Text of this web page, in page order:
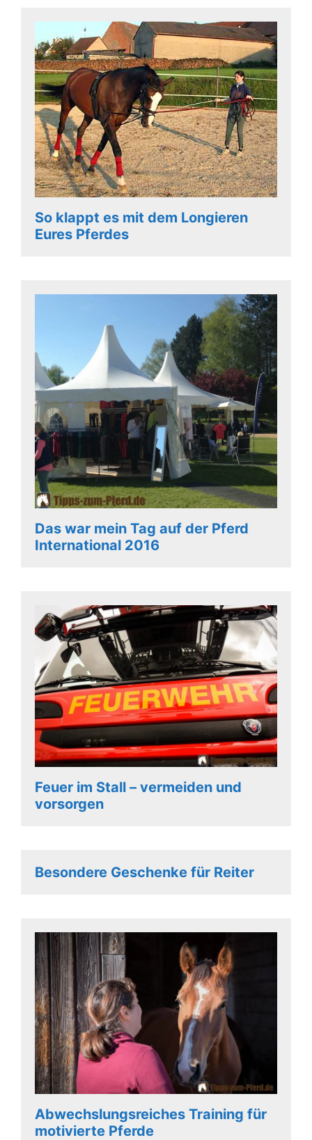
So klappt es mit dem Longieren
Eures Pferdes
Das war mein Tag auf der Pferd
International 2016
Feuer im Stall – vermeiden und
vorsorgen
Besondere Geschenke für Reiter
Abwechslungsreiches Training für
motivierte Pferde